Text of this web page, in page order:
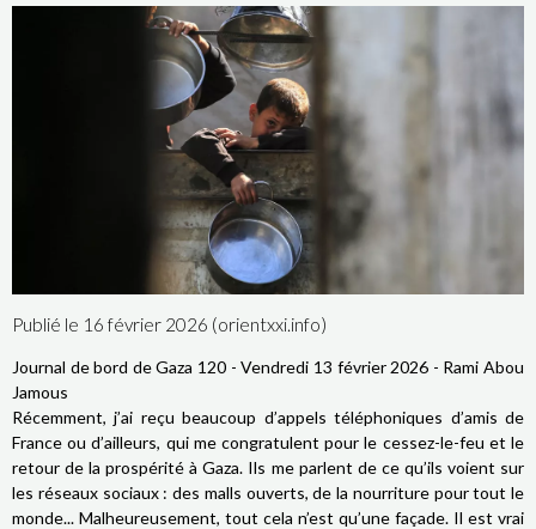
Publié le 16 février 2026 (orientxxi.info)
Journal de bord de Gaza 120 - Vendredi 13 février 2026 - Rami Abou
Jamous
Récemment, j’ai reçu beaucoup d’appels téléphoniques d’amis de
France ou d’ailleurs, qui me congratulent pour le cessez-le-feu et le
retour de la prospérité à Gaza. Ils me parlent de ce qu’ils voient sur
les réseaux sociaux : des malls ouverts, de la nourriture pour tout le
monde... Malheureusement, tout cela n’est qu’une façade. Il est vrai